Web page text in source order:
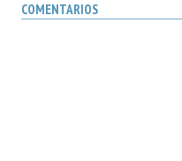
COMENTARIOS